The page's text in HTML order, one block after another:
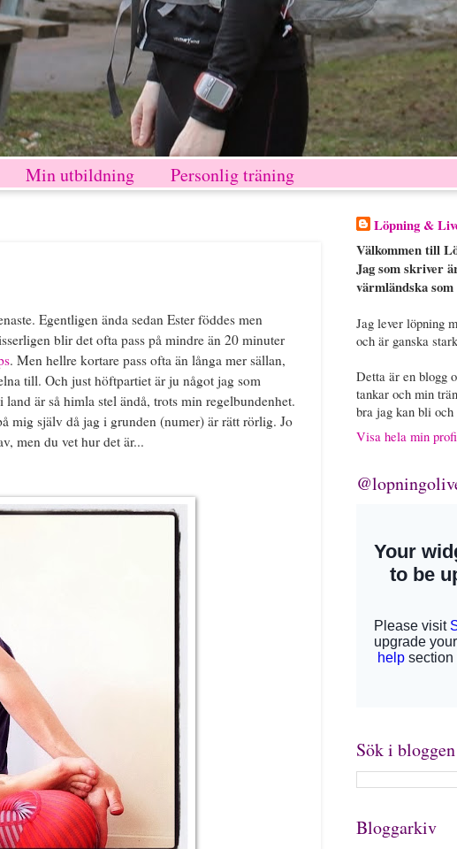
Min utbildning Personlig träning
Egentligen ända sedan Ester föddes men
blir det ofta pass på mindre än 20 minuter
. Men hellre kortare pass ofta än långa mer sällan,
till. Och just höftpartiet är ju något jag som
är så himla stel ändå, trots min regelbundenhet.
mig själv då jag i grunden (numer) är rätt rörlig. Jo
men du vet hur det är...
Löpning &
Välkommen till
Jag som skriver
värmländska
Jag lever löpning
och är ganska
Detta är en blogg
tankar och min
bra jag kan bli
Visa hela min
Sök i bloggen
Bloggarkiv